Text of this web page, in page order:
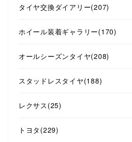
タイヤ交換ダイアリー(207)
ホイール装着ギャラリー(170)
オールシーズンタイヤ(208)
スタッドレスタイヤ(188)
レクサス (25)
トヨタ (229)